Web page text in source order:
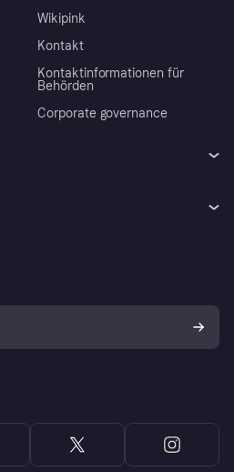
Wikipink
Kontakt
Kontaktinformationen für
Behörden
Corporate governance
Dein Widerrufsrecht